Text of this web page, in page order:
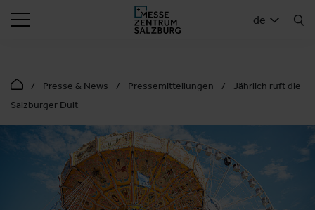
de
Presse & News Pressemitteilungen
Jährlich ruft die
Salzburger Dult